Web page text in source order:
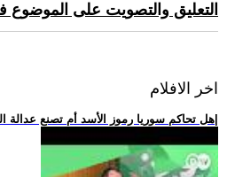
التعليق والتصويت على الموضوع
اخر الافلام